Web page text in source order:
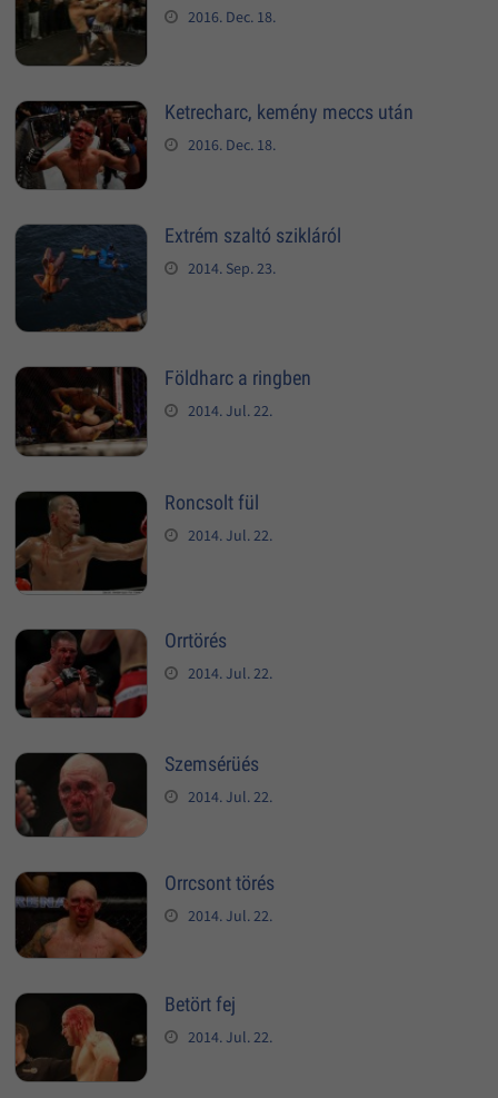
2016. Dec. 18.
Ketrecharc, kemény meccs után
2016. Dec. 18.
Extrém szaltó szikláról
2014. Sep. 23.
Földharc a ringben
2014. Jul. 22.
Roncsolt fül
2014. Jul. 22.
Orrtörés
2014. Jul. 22.
Szemsérüés
2014. Jul. 22.
Orrcsont törés
2014. Jul. 22.
Betört fej
2014. Jul. 22.